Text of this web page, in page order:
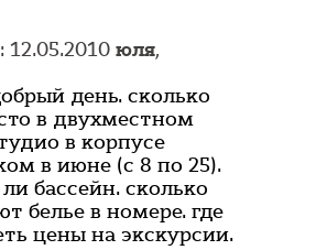
12.05.2010 юля,
день. сколько
в двухместном
в корпусе
в июне (с 8 по 25).
бассейн. сколько
белье в номере. где
цены на экскурсии.